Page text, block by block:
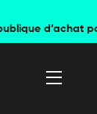
d’achat